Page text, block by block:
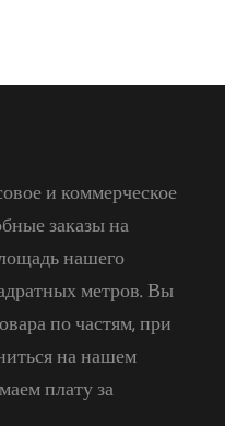
и коммерческое
заказы на
нашего
метров. Вы
по частям, при
на нашем
плату за